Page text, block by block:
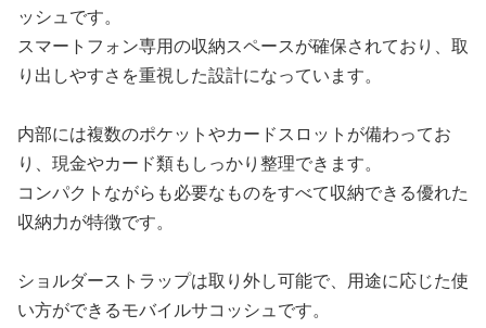
ッシュです。
スマートフォン専用の収納スペースが確保されており、取
り出しやすさを重視した設計になっています。
内部には複数のポケットやカードスロットが備わってお
り、現金やカード類もしっかり整理できます。
コンパクトながらも必要なものをすべて収納できる優れた
収納力が特徴です。
ショルダーストラップは取り外し可能で、用途に応じた使
い方ができるモバイルサコッシュです。